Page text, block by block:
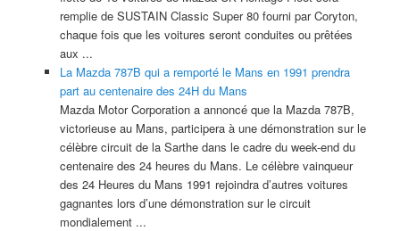
remplie de SUSTAIN Classic Super 80 fourni par Coryton,
chaque fois que les voitures seront conduites ou prêtées
aux ...
La Mazda 787B qui a remporté le Mans en 1991 prendra
part au centenaire des 24H du Mans
Mazda Motor Corporation a annoncé que la Mazda 787B,
victorieuse au Mans, participera à une démonstration sur le
célèbre circuit de la Sarthe dans le cadre du week-end du
centenaire des 24 heures du Mans. Le célèbre vainqueur
des 24 Heures du Mans 1991 rejoindra d’autres voitures
gagnantes lors d’une démonstration sur le circuit
mondialement ...